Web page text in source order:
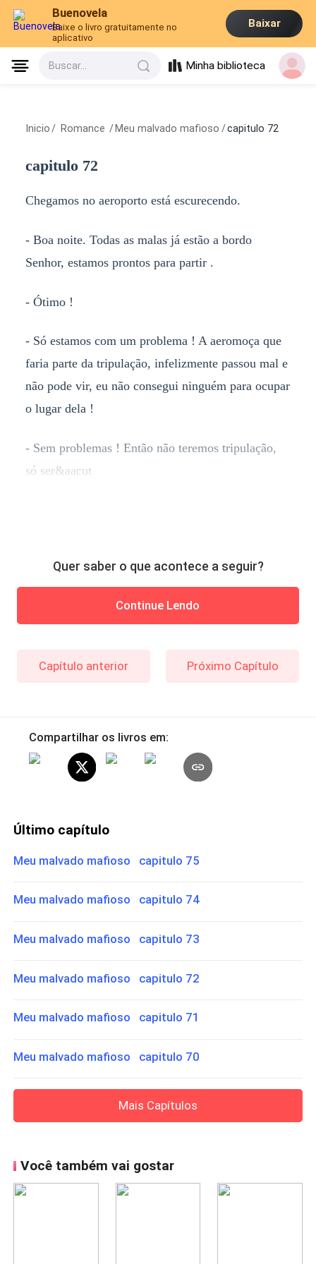
Buenovela
Baixe o livro gratuitamente no
aplicativo
Baixar
Buscar... Minha biblioteca
Inicio / Romance / Meu malvado mafioso /capitulo 72
capitulo 72
Chegamos no aeroporto está escurecendo.
- Boa noite. Todas as malas já estão a bordo
Senhor, estamos prontos para partir .
- Ótimo !
- Só estamos com um problema ! A aeromoça que
faria parte da tripulação, infelizmente passou mal e
não pode vir, eu não consegui ninguém para ocupar
o lugar dela !
- Sem problemas ! Então não teremos tripulação,
só ser&aacut
Quer saber o que acontece a seguir?
Continue Lendo
Capítulo anterior Próximo Capítulo
Compartilhar os livros em:
Último capítulo
Meu malvado mafioso capitulo 75
Meu malvado mafioso capitulo 74
Meu malvado mafioso capitulo 73
Meu malvado mafioso capitulo 72
Meu malvado mafioso capitulo 71
Meu malvado mafioso capitulo 70
Mais Capítulos
Você também vai gostar